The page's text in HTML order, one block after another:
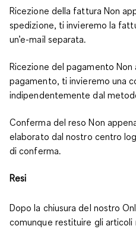
Ricezione della fattura Non
spedizione, ti invieremo la
un’e-mail separata.
Ricezione del pagamento
pagamento, ti invieremo una
indipendentemente dal
Conferma del reso Non
elaborato dal nostro centro
di conferma.
Resi
Dopo la chiusura del nostro
comunque restituire gli